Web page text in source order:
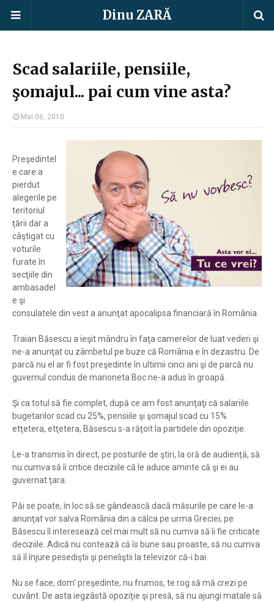
Dinu ZARĂ
Scad salariile, pensiile,
şomajul... pai cum vine asta?
Mai 06, 2010
Preşedintel
e care a
pierdut
alegerile pe
teritoriul
ţării dar a
câştigat cu
voturile
furate în
secţiile din
ambasadel
e şi
consulatele din vest a anunţat apocalipsa financiară în România.
Traian Băsescu a ieşit mândru în faţa camerelor de luat vederi şi
ne-a anunţat cu zâmbetul pe buze că România e în dezastru. De
parcă nu el ar fi fost preşedinte în ultimii cinci ani şi de parcă nu
guvernul condus de marioneta Boc ne-a adus în groapă.
Şi ca totul să fie complet, după ce am fost anunţaţi că salariile
bugetarilor scad cu 25%, pensiile şi şomajul scad cu 15%
etţetera, etţetera, Băsescu s-a răţoit la partidele din opoziţie.
Le-a transmis în direct, pe posturile de ştiri, la oră de audienţă, să
nu cumva să îi critice deciziile că le aduce aminte că şi ei au
guvernat ţara.
Păi se poate, în loc să se gândească dacă măsurile pe care le-a
anunţat vor salva România din a călca pe urma Greciei, pe
Băsescu îl interesează cel mai mult să nu cumva să îi fie criticate
deciziile. Adică nu contează că îs bune sau proaste, să nu cumva
să îl înjure pesediştii şi peneliştii la televizor că-i bai.
Nu se face, dom' preşedinte, nu frumos, te rog să mă crezi pe
cuvânt. De asta iegzâstă opoziţie şi presă, să nu ajungi matale să